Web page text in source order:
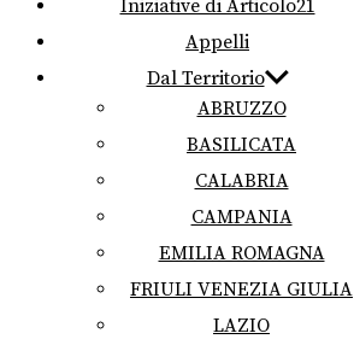
Iniziative di Articolo21
Appelli
Dal Territorio
ABRUZZO
BASILICATA
CALABRIA
CAMPANIA
EMILIA ROMAGNA
FRIULI VENEZIA GIULIA
LAZIO